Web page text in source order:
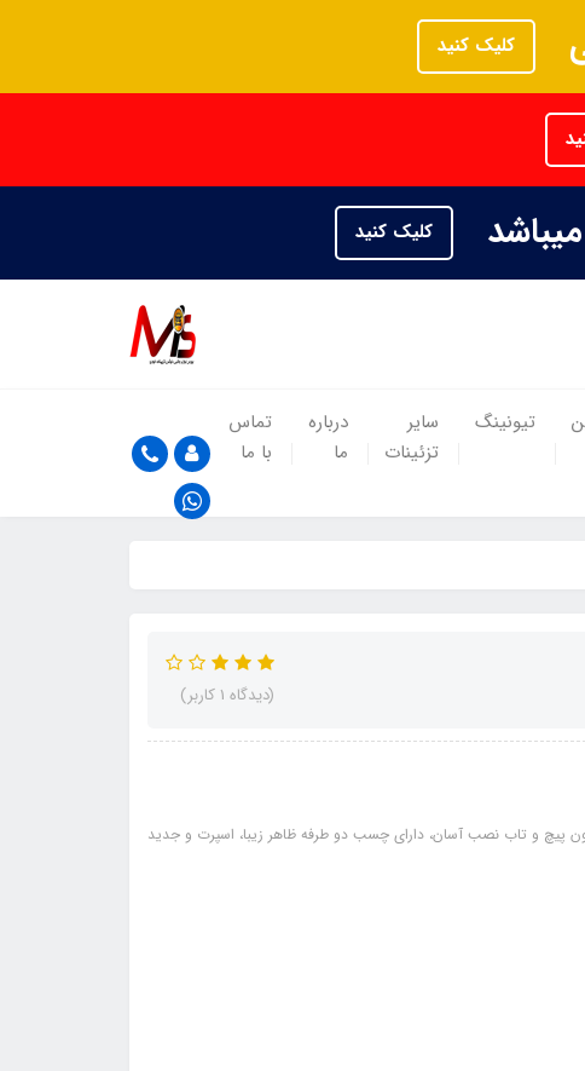
کلیک کنید
کلیک کنید
تیونینگ
سایر
تزئینات
درباره
ما
تماس
با ما
(دیدگاه 1 کاربر)
و تاب نصب آسان، دارای چسب دو طرفه ظاهر زیبا، اسپرت و جدید